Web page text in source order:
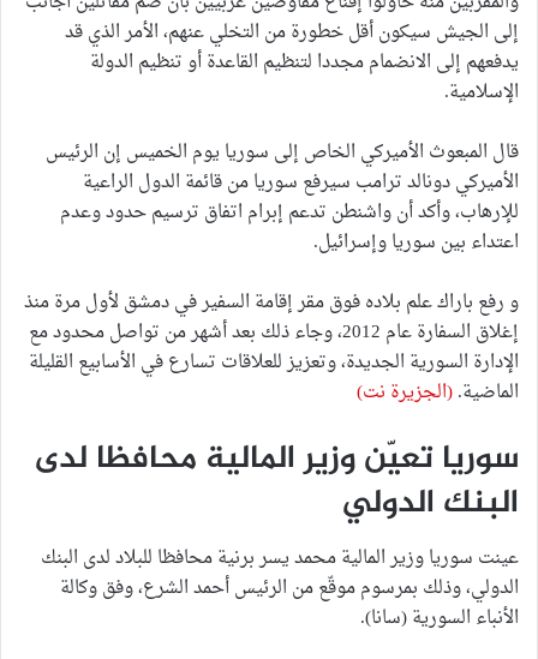
إلى الجيش سيكون أقل خطورة من التخلي عنهم، الأمر الذي قد
يدفعهم إلى الانضمام مجددا لتنظيم القاعدة أو تنظيم الدولة
الإسلامية.
قال المبعوث الأميركي الخاص إلى سوريا يوم الخميس إن الرئيس
الأميركي دونالد ترامب سيرفع سوريا من قائمة الدول الراعية
للإرهاب، وأكد أن واشنطن تدعم إبرام اتفاق ترسيم حدود وعدم
اعتداء بين سوريا وإسرائيل.
و رفع باراك علم بلاده فوق مقر إقامة السفير في دمشق لأول مرة منذ
إغلاق السفارة عام 2012، وجاء ذلك بعد أشهر من تواصل محدود مع
الإدارة السورية الجديدة، وتعزيز للعلاقات تسارع في الأسابيع القليلة
الماضية.(الجزيرة نت)
سوريا تعيّن وزير المالية محافظا لدى
البنك الدولي
عينت سوريا وزير المالية محمد يسر برنية محافظا للبلاد لدى البنك
الدولي، وذلك بمرسوم موقّع من الرئيس أحمد الشرع، وفق وكالة
الأنباء السورية (سانا).